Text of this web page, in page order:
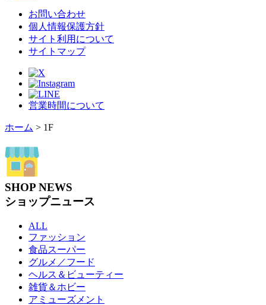
お問い合わせ
個人情報保護方針
サイト利用について
サイトマップ
営業時間について
ホーム > 1F
SHOP NEWS
ショップニュース
ALL
ファッション
食品スーパー
グルメ／フード
ヘルス＆ビューティー
雑貨＆ホビー
アミューズメント